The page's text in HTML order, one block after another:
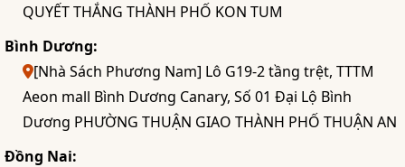
QUYẾT THẮNG THÀNH PHỐ KON TUM
Bình Dương:
[Nhà Sách Phương Nam] Lô G19-2 tầng trệt, TTTM
Aeon mall Bình Dương Canary, Số 01 Đại Lộ Bình
Dương PHƯỜNG THUẬN GIAO THÀNH PHỐ THUẬN AN
Đồng Nai: